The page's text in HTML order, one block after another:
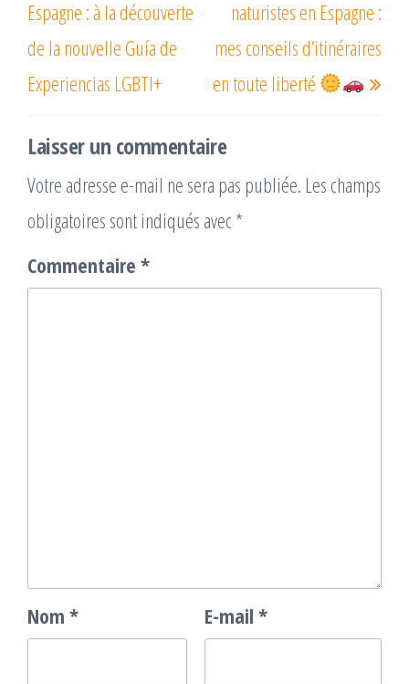
l’article
Espagne : à la découverte
de la nouvelle Guía de
Experiencias LGBTI+
naturistes en Espagne :
mes conseils d’itinéraires
en toute liberté
Laisser un commentaire
Votre adresse e-mail ne sera pas publiée. Les champs
obligatoires sont indiqués avec *
Commentaire *
Nom * E-mail *